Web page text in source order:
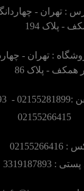
: تهران -
- پلاک 194
: تهران -
همکف - پلاک 86
- 02155281893
: 3319187893